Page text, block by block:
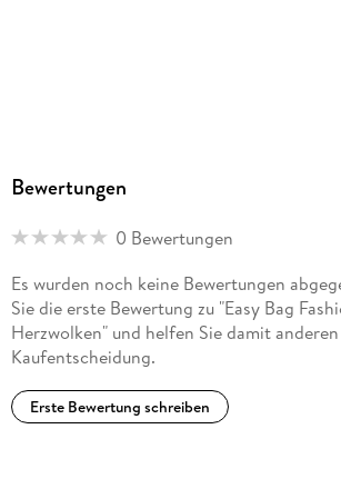
Bewertungen
0 Bewertungen
Es wurden noch keine Bewertungen
Sie die erste Bewertung zu "Easy Bag
Herzwolken" und helfen Sie damit
Kaufentscheidung.
Erste Bewertung schreiben